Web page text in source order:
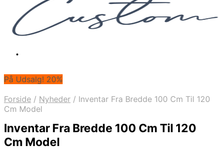
På Udsalg! 20%
Forside / Nyheder / Inventar Fra Bredde 100 Cm Til 120
Cm Model
Inventar Fra Bredde 100 Cm Til 120
Cm Model